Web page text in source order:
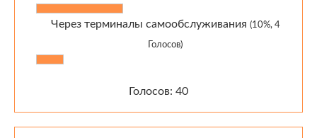
Через терминалы самообслуживания (10%, 4
Голосов)
Голосов: 40